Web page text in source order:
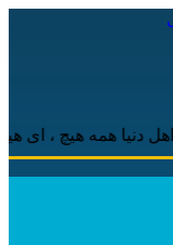
همه هیچ ، ‌ای هیچ